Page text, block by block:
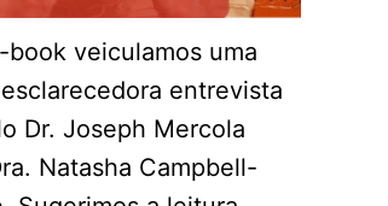
book veiculamos uma
entrevista
Dr. Joseph Mercola
Natasha Campbell-